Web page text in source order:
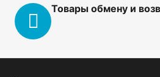
Товары обмену и